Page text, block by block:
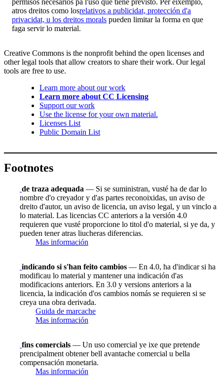
permisos necesarios pa l'uso que tiene previsto. Per eixemplo,
atros dreitos como losrelativos a publicidat, protección d'a
privacidat, u los dreitos morals pueden limitar la forma en que
faga servir lo material.
Creative Commons is the nonprofit behind the open licenses and
other legal tools that allow creators to share their work. Our legal
tools are free to use.
Learn more about our work
Learn more about CC Licensing
Support our work
Use the license for your own material.
Licenses List
Public Domain List
Footnotes
de traza adequada — Si se suministran, vusté ha de dar lo
nombre d'o creyador y d'as partes reconoixidas, un aviso de
dreito d'autor, un aviso de licencia, un aviso legal, y un vinclo a
lo material. Las licencias CC anteriors a la versión 4.0
requieren que vusté proporcione lo titol d'o material, si ye da, y
pueden tener atras liucheras diferencias.
Mas información
indicando si s'han feito cambios — En 4.0, ha d'indicar si ha
modificau lo material y mantener una indicación d'as
modificacions anteriors. En 3.0 y versions anteriors a la
licencia, la indicación d'os cambios nomás se requieren si se
creya una obra derivada.
Guida de marcache
Mas información
fins comercials — Un uso comercial ye ixe que pretende
prencipalment obtener bell avantache comercial u bella
compensación monetaria.
Mas información